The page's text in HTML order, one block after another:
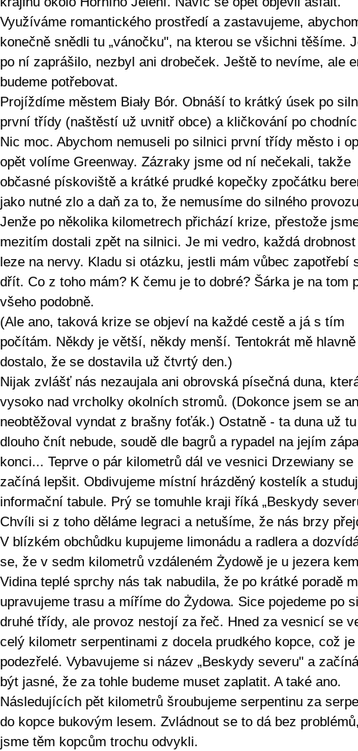
Využíváme romantického prostředí a zastavujeme,
konečně snědli tu „vánočku", na kterou se všichni těšíme.
po ní zaprášilo, nezbyl ani drobeček. Ještě to nevíme, ale
budeme potřebovat.
Projíždíme městem Biały Bór. Obnáší to krátký úsek po
první třídy (naštěstí už uvnitř obce) a kličkování po
Nic moc. Abychom nemuseli po silnici první třídy město i
opět volíme Greenway. Zázraky jsme od ní nečekali, takže
občasné pískoviště a krátké prudké kopečky zpočátku
jako nutné zlo a daň za to, že nemusíme do silného
Jenže po několika kilometrech přichází krize, přestože
mezitím dostali zpět na silnici. Je mi vedro, každá
leze na nervy. Kladu si otázku, jestli mám vůbec zapotřebí
dřít. Co z toho mám? K čemu je to dobré? Šárka je na tom
všeho podobně.
(Ale ano, taková krize se objeví na každé cestě a já s tím
počítám. Někdy je větší, někdy menší. Tentokrát mě hlavně
dostalo, že se dostavila už čtvrtý den.)
Nijak zvlášť nás nezaujala ani obrovská písečná duna,
vysoko nad vrcholky okolních stromů. (Dokonce jsem se
neobtěžoval vyndat z brašny foťák.) Ostatně - ta duna už
dlouho čnít nebude, soudě dle bagrů a rypadel na jejím
konci... Teprve o pár kilometrů dál ve vesnici Drzewiany se
začíná lepšit. Obdivujeme místní hrázděný kostelík a
informační tabule. Prý se tomuhle kraji říká „Beskydy
Chvíli si z toho děláme legraci a netušíme, že nás brzy
V blízkém obchůdku kupujeme limonádu a radlera a
se, že v sedm kilometrů vzdáleném Żydowě je u jezera
Vidina teplé sprchy nás tak nabudila, že po krátké poradě
upravujeme trasu a míříme do Żydowa. Sice pojedeme po
druhé třídy, ale provoz nestojí za řeč. Hned za vesnicí se
celý kilometr serpentinami z docela prudkého kopce, což
podezřelé. Vybavujeme si název „Beskydy severu" a
být jasné, že za tohle budeme muset zaplatit. A také ano.
Následujících pět kilometrů šroubujeme serpentinu za
do kopce bukovým lesem. Zvládnout se to dá bez
jsme těm kopcům trochu odvykli.